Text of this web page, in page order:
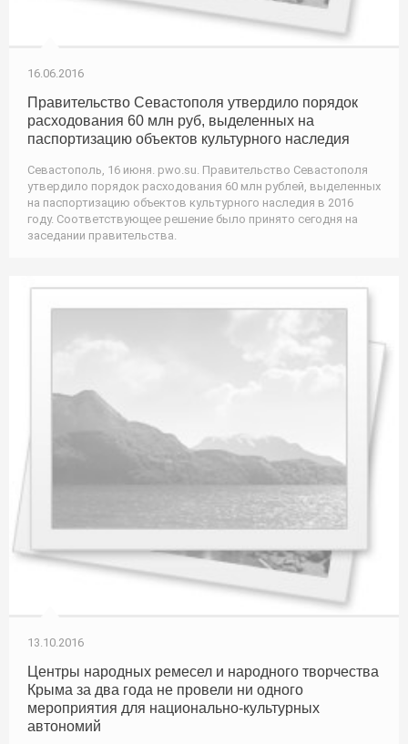
16.06.2016
Правительство Севастополя утвердило порядок
расходования 60 млн руб, выделенных на
паспортизацию объектов культурного наследия
Севастополь, 16 июня. pwo.su. Правительство Севастополя
утвердило порядок расходования 60 млн рублей, выделенных
на паспортизацию объектов культурного наследия в 2016
году. Соответствующее решение было принято сегодня на
заседании правительства.
13.10.2016
Центры народных ремесел и народного творчества
Крыма за два года не провели ни одного
мероприятия для национально-культурных
автономий